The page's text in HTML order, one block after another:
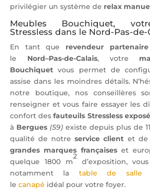
privilégier un système de relax
Meubles Bouchiquet,
Stressless dans le Nord-Pas-de-
En tant que revendeur partenaire
le Nord–Pas-de-Calais, votre
Bouchiquet vous permet de
assise dans les moindres détails.
notre boutique, nos conseillères
renseigner et vous faire essayer les
confort desfauteuils Stressless
à Bergues (59) existe depuis plus de
qualité de notreservice client et de
grandes marques françaiseset
quelque 1800 m
2
d’exposition,
notamment la table de salle
le canapé idéal pour votre foyer.